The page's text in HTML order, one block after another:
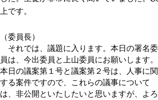
上です。
（委員長）
それでは、議題に入ります。本日の署名委
員は、今出委員と上山委員にお願いします。
本日の議案第１号と議案第２号は、人事に関
する案件ですので、これらの議事について
は、非公開といたしたいと思いますが、よろ